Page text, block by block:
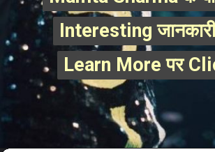
Interesting
Learn More पर
Interesting
Learn More पर